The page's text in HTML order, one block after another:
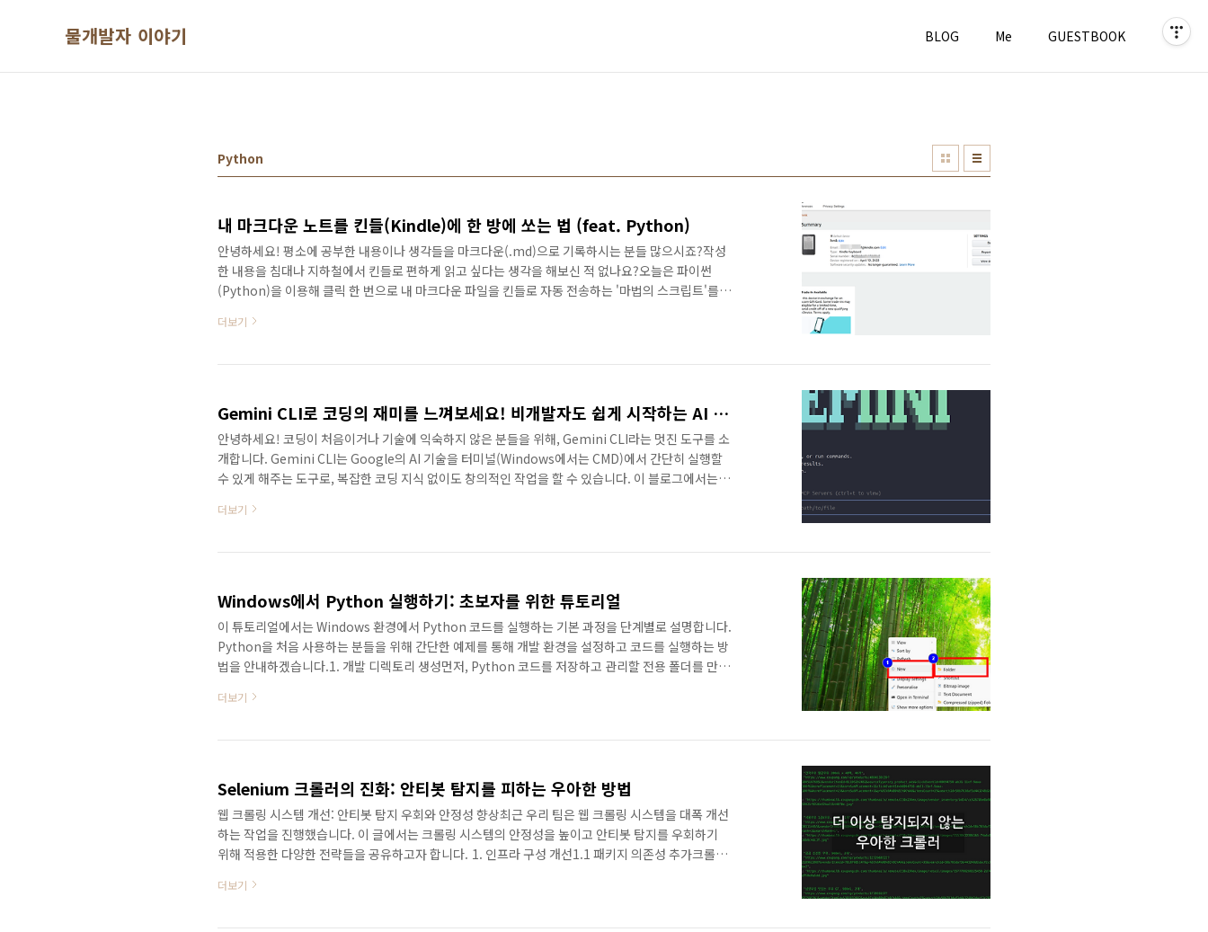
물개발자 이야기 BLOG Me GUESTBOOK
Python
내 마크다운 노트를 킨들(Kindle)에 한 방에 쏘는 법 (feat. Python)
안녕하세요! 평소에 공부한 내용이나 생각들을 마크다운(.md)으로 기록하시는 분들 많으시죠?작성
한 내용을 침대나 지하철에서 킨들로 편하게 읽고 싶다는 생각을 해보신 적 없나요?오늘은 파이썬
(Python)을 이용해 클릭 한 번으로 내 마크다운 파일을 킨들로 자동 전송하는 '마법의 스크립트'를
가 정리한 노트를 읽을 수 있습니다.집중력 향상: 인터넷이 안 되는 킨들 환경에서 내가 쓴 글에만 집
면 끝납니다.🛠️ 준비물시작하기 전에 딱 세 가지만 체크하세요!내 킨들 이메일 확인: 아마존 설정에서
더보기
Gemini CLI로 코딩의 재미를 느껴보세요! 비개발자도 쉽게 시작하는 AI 도구
안녕하세요! 코딩이 처음이거나 기술에 익숙하지 않은 분들을 위해, Gemini CLI라는 멋진 도구를 소
개합니다. Gemini CLI는 Google의 AI 기술을 터미널(Windows에서는 CMD)에서 간단히 실행할
수 있게 해주는 도구로, 복잡한 코딩 지식 없이도 창의적인 작업을 할 수 있습니다. 이 블로그에서는
왜 유용한지 알려드릴게요!참고: Gemini CLI 설치 방법은 이 링크를 참고하세요. Node.js와 API 키
다!https://www.gumicoding.co.kr/posts/GExvfQMJXbRaWHVwKibBGemini CLI란?Ge..
더보기
Windows에서 Python 실행하기: 초보자를 위한 튜토리얼
이 튜토리얼에서는 Windows 환경에서 Python 코드를 실행하는 기본 과정을 단계별로 설명합니다.
Python을 처음 사용하는 분들을 위해 간단한 예제를 통해 개발 환경을 설정하고 코드를 실행하는 방
법을 안내하겠습니다.1. 개발 디렉토리 생성먼저, Python 코드를 저장하고 관리할 전용 폴더를 만드
에서 새 폴더를 만듭니다.바탕화면에서 마우스 오른쪽 버튼을 클릭하고 새로 만들기 → 폴더를 선택
본 디렉토리로 사용할 것입니다. 2. 메모장 활용하여 Python 코드 저장Windows의 기본 메모장을
더보기
Selenium 크롤러의 진화: 안티봇 탐지를 피하는 우아한 방법
웹 크롤링 시스템 개선: 안티봇 탐지 우회와 안정성 향상최근 우리 팀은 웹 크롤링 시스템을 대폭 개선
하는 작업을 진행했습니다. 이 글에서는 크롤링 시스템의 안정성을 높이고 안티봇 탐지를 우회하기
위해 적용한 다양한 전략들을 공유하고자 합니다. 1. 인프라 구성 개선1.1 패키지 의존성 추가크롤링
브라우저가 정상적으로 동작하기 위해 필요한 다양한 의존성들을 식별하고 추가했습니
더보기